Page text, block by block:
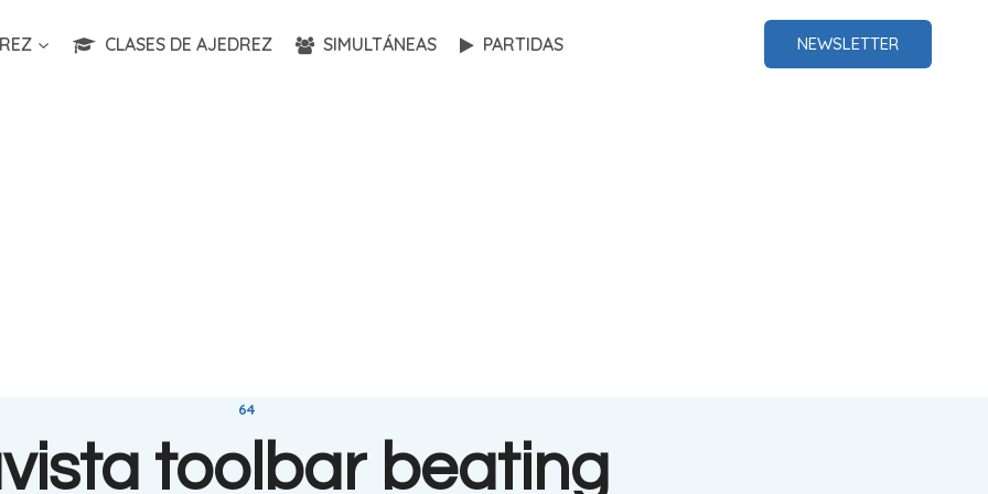
CLASES DE AJEDREZ SIMULTÁNEAS PARTIDAS NEWSLETTER
64
toolbar beating